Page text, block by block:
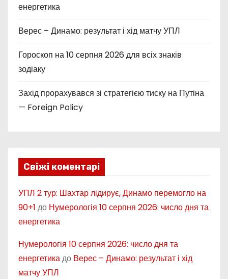
енергетика
Верес – Динамо: результат і хід матчу УПЛ
Гороскоп на 10 серпня 2026 для всіх знаків
зодіаку
Захід прорахувався зі стратегією тиску на Путіна
— Foreign Policy
Свіжі коментарі
УПЛ 2 тур: Шахтар лідирує, Динамо перемогло на
90+1 до Нумерологія 10 серпня 2026: число дня та
енергетика
Нумерологія 10 серпня 2026: число дня та
енергетикадо Верес – Динамо: результат і хід
матчу УПЛ